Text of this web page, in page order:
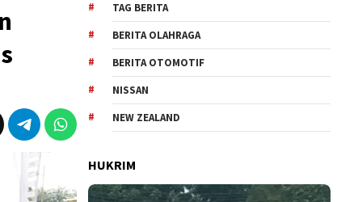
TAG BERITA
BERITA OLAHRAGA
BERITA OTOMOTIF
NISSAN
NEW ZEALAND
HUKRIM